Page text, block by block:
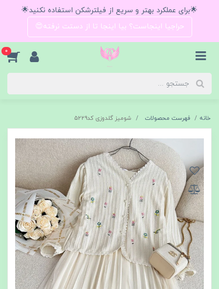
🌟برای عملکرد بهتر و سریع از فیلترشکن استفاده نکنید🌟
حراجیا اینجاست؟ بیا اینجا تا از دستت نرفته😍
0
خانه فهرست محصولات شومیز گلدوزی کد۵۲۲۹